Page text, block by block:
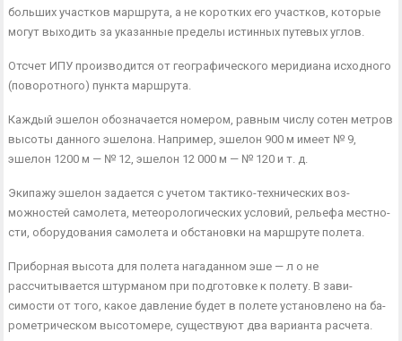
больших участков маршрута, а не коротких его участков, которые
могут выходить за указанные пределы истинных путевых углов.
Отсчет ИПУ производится от географического меридиана ис­ходного
(поворотного) пункта маршрута.
Каждый эшелон обозначается номером, равным числу сотен метров
высоты данного эшелона. Например, эшелон 900 м имеет № 9,
эшелон 1200 м — № 12, эшелон 12 000 м — № 120 и т. д.
Экипажу эшелон задается с учетом тактико-технических воз­
можностей самолета, метеорологических условий, рельефа местно­
сти, оборудования самолета и обстановки на маршруте полета.
Приборная высота для полета нагаданном эше — л о не
рассчитывается штурманом при подготовке к полету. В зави­
симости от того, какое давление будет в полете установлено на ба­
рометрическом высотомере, существуют два варианта расчета.